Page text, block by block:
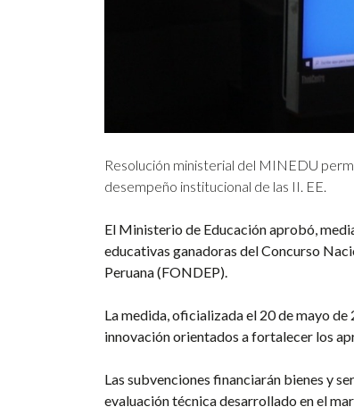
Resolución ministerial del MINEDU
desempeño institucional de las II. EE.
El Ministerio de Educación aprobó,
educativas ganadoras del Concurso
Peruana (FONDEP).
La medida, oficializada el 20 de mayo
innovación orientados a fortalecer los
Las subvenciones financiarán bienes y
evaluación técnica desarrollado en el